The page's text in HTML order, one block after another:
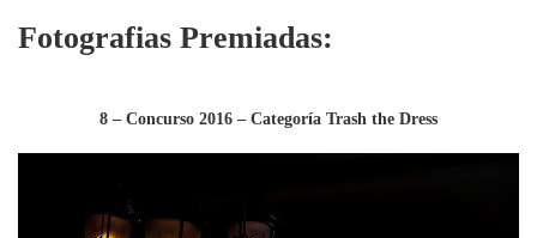
Fotografias Premiadas:
8 – Concurso 2016 – Categoría Trash the Dress